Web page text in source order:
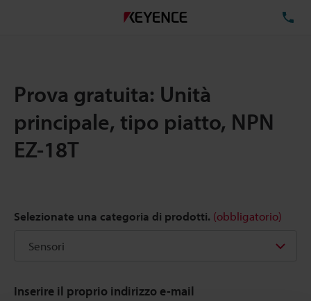
Prova gratuita: Unità
principale, tipo piatto, NPN
EZ-18T
Selezionate una categoria di prodotti. (obbligatorio)
Inserire il proprio indirizzo e-mail